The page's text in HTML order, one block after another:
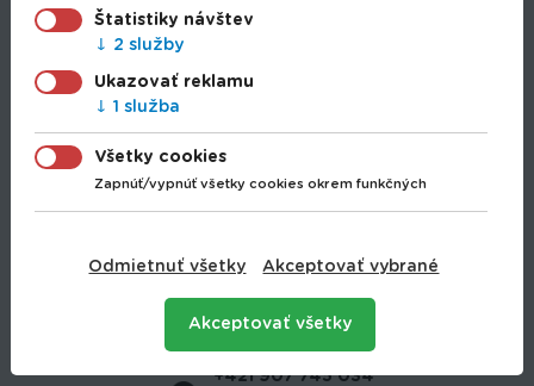
Hunting
Papierníctvo
Sezónny tovar
Záhrada
Ochrana osobných údajov
Používanie cookies
+421 907 745 034
Štatistiky návštev
2 služby
Ukazovať reklamu
1 služba
Všetky cookies
Zapnúť/vypnúť všetky cookies okrem funkčných
Odmietnuť všetky Akceptovať vybrané
Akceptovať všetky